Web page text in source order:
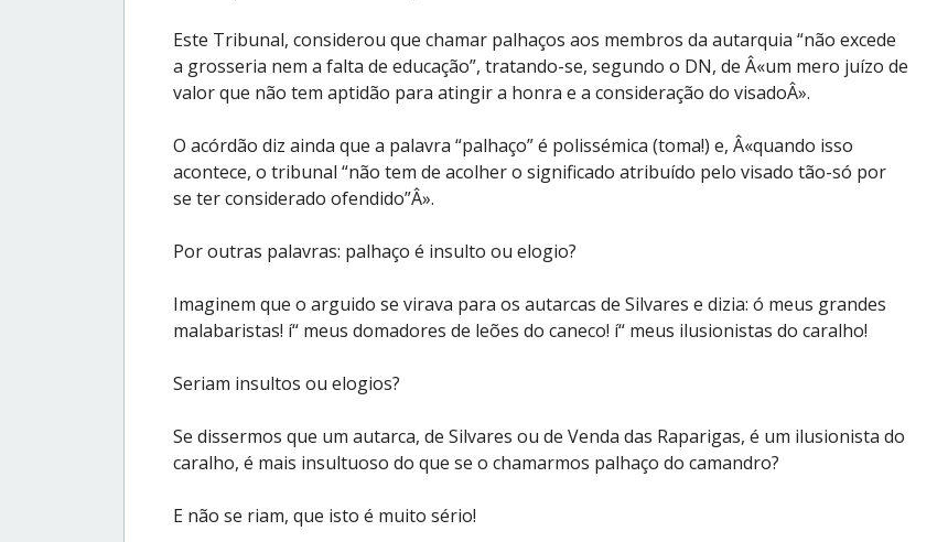
Este Tribunal, considerou que chamar palhaços aos membros da autarquia “não excede
a grosseria nem a falta de educação”, tratando-se, segundo o DN, de Â«um mero juízo de
valor que não tem aptidão para atingir a honra e a consideração do visadoÂ».
O acórdão diz ainda que a palavra “palhaço” é polissémica (toma!) e, Â«quando isso
acontece, o tribunal “não tem de acolher o significado atribuído pelo visado tão-só por
se ter considerado ofendido”Â».
Por outras palavras: palhaço é insulto ou elogio?
Imaginem que o arguido se virava para os autarcas de Silvares e dizia: ó meus grandes
malabaristas! í“ meus domadores de leões do caneco! í“ meus ilusionistas do caralho!
Seriam insultos ou elogios?
Se dissermos que um autarca, de Silvares ou de Venda das Raparigas, é um ilusionista do
caralho, é mais insultuoso do que se o chamarmos palhaço do camandro?
E não se riam, que isto é muito sério!